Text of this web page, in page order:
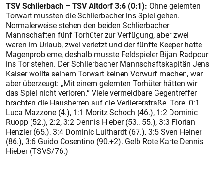
TSV Schlierbach – TSV Altdorf 3:6 (0:1): Ohne gelernten
Torwart mussten die Schlierbacher ins Spiel gehen.
Normalerweise stehen den beiden Schlierbacher
Mannschaften fünf Torhüter zur Verfügung, aber zwei
waren im Urlaub, zwei verletzt und der fünfte Keeper hatte
Magenprobleme, deshalb musste Feldspieler Bijan Radpour
ins Tor stehen. Der Schlierbacher Mannschaftskapitän Jens
Kaiser wollte seinem Torwart keinen Vorwurf machen, war
aber überzeugt: „Mit einem gelernten Torhüter hätten wir
das Spiel nicht verloren.“ Viele vermeidbare Gegentreffer
brachten die Hausherren auf die Verliererstraße. Tore: 0:1
Luca Mazzone (4.), 1:1 Moritz Schoch (46.), 1:2 Dominic
Ruopp (52.), 2:2, 3:2 Dennis Hieber (53., 55.), 3:3 Florian
Henzler (65.), 3:4 Dominic Luithardt (67.), 3:5 Sven Heiner
(86.), 3:6 Guido Cosentino (90.+2). Gelb Rote Karte Dennis
Hieber (TSVS/76.)